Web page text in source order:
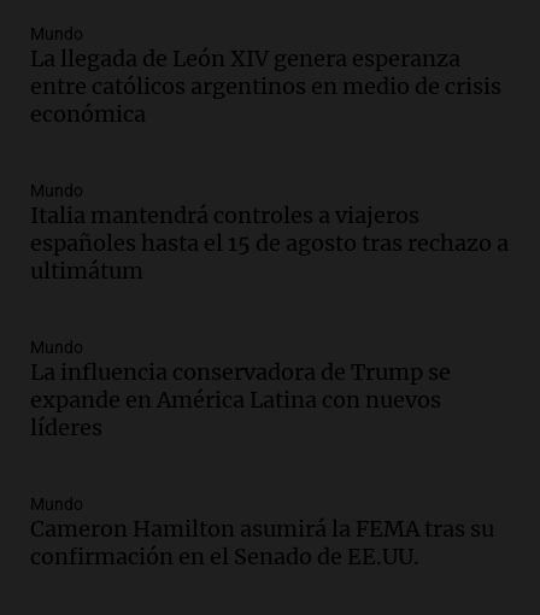
Panorama Federal
Episodios
Audio.La inflación en Buenos Aires
alcanza el 2,9% en julio, generando
Panorama Federal
Episodios
Audio. Descuentos de hasta 700.000
pesos en salarios docentes en Jujuy
Episodios
Audio.Docentes de Jujuy denuncian
descuentos de hasta 700.000 pesos en
Episodios
Audio.Siniestro vial en Salta: una mujer
fallece tras perder el control de su
Mundo
La llegada de León XIV genera esperanza
entre católicos argentinos en medio de crisis
económica
Mundo
Italia mantendrá controles a viajeros
españoles hasta el 15 de agosto tras rechazo a
ultimátum
Mundo
La influencia conservadora de Trump se
expande en América Latina con nuevos
líderes
Mundo
Cameron Hamilton asumirá la FEMA tras su
confirmación en el Senado de EE.UU.